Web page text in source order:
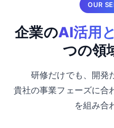
OUR
企業のAI活用
つの領
研修だけでも、開発
貴社の事業フェーズに合
を組み合